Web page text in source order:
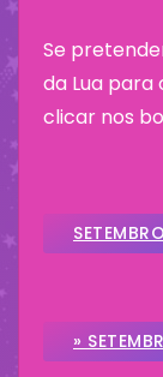
Se
da Lua
clicar nos
»